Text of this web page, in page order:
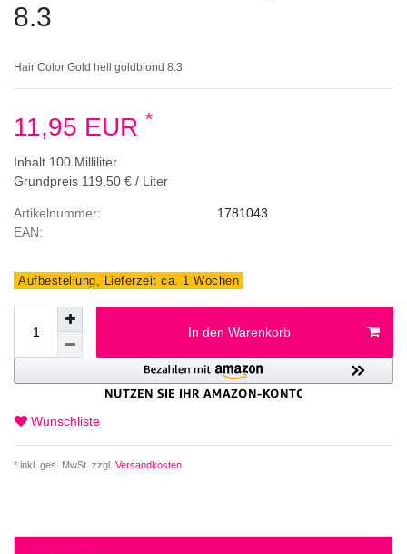
8.3
Hair Color Gold hell goldblond 8.3
11,95 EUR *
Inhalt 100 Milliliter
Grundpreis 119,50 € / Liter
Artikelnummer:
EAN:
1781043
Aufbestellung, Lieferzeit ca. 1 Wochen
In den Warenkorb
Wunschliste
* inkl. ges. MwSt. zzgl. Versandkosten